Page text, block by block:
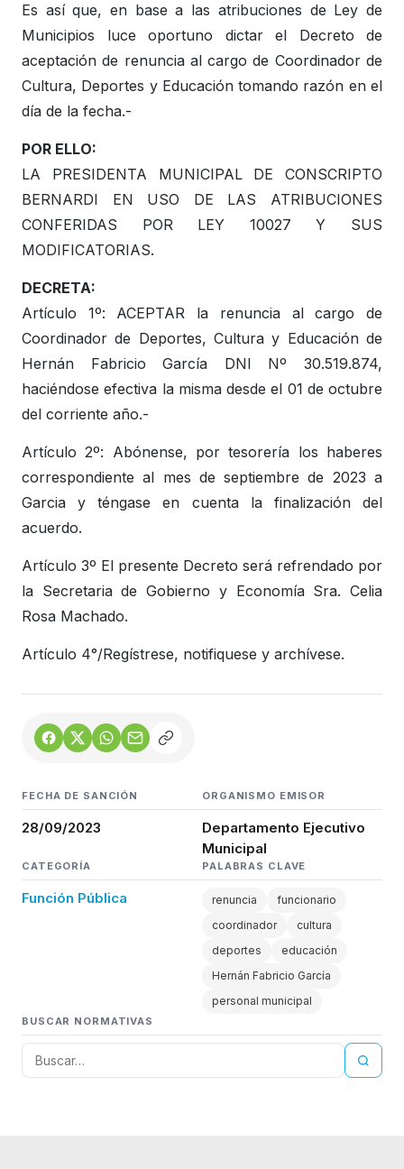
Es así que, en base a las atribuciones de Ley de
Municipios luce oportuno dictar el Decreto de
aceptación de renuncia al cargo de Coordinador de
Cultura, Deportes y Educación tomando razón en el
día de la fecha.-
POR ELLO:
LA PRESIDENTA MUNICIPAL DE CONSCRIPTO
BERNARDI EN USO DE LAS ATRIBUCIONES
CONFERIDAS POR LEY 10027 Y SUS
MODIFICATORIAS.
DECRETA:
Artículo 1º: ACEPTAR la renuncia al cargo de
Coordinador de Deportes, Cultura y Educación de
Hernán Fabricio García DNI Nº 30.519.874,
haciéndose efectiva la misma desde el 01 de octubre
del corriente año.-
Artículo 2º: Abónense, por tesorería los haberes
correspondiente al mes de septiembre de 2023 a
Garcia y téngase en cuenta la finalización del
acuerdo.
Artículo 3º El presente Decreto será refrendado por
la Secretaria de Gobierno y Economía Sra. Celia
Rosa Machado.
Artículo 4°/Regístrese, notifiquese y archívese.
FECHA DE SANCIÓN
28/09/2023
ORGANISMO EMISOR
Departamento Ejecutivo
Municipal
CATEGORÍA
Función Pública
PALABRAS CLAVE
renuncia
funcionario
coordinador
cultura
deportes
educación
Hernán Fabricio García
personal municipal
BUSCAR NORMATIVAS